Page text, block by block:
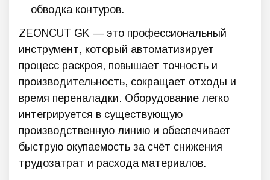
обводка контуров.
ZEONCUT GK — это профессиональный
инструмент, который автоматизирует
процесс раскроя, повышает точность и
производительность, сокращает отходы и
время переналадки. Оборудование легко
интегрируется в существующую
производственную линию и обеспечивает
быструю окупаемость за счёт снижения
трудозатрат и расхода материалов.